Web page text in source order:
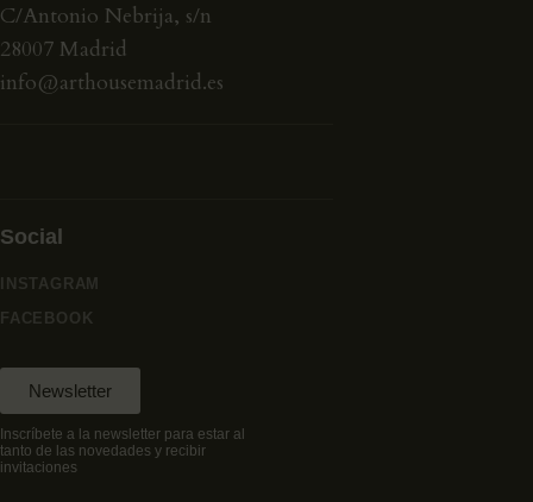
C/Antonio Nebrija, s/n
28007 Madrid
info@arthousemadrid.es
Social
INSTAGRAM
FACEBOOK
Newsletter
Inscríbete a la newsletter para estar al
tanto de las novedades y recibir
invitaciones